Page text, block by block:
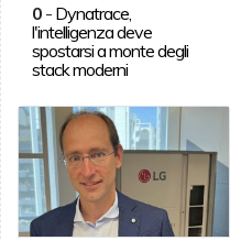
0- Dynatrace,
l'intelligenza deve
spostarsi a monte degli
stack moderni